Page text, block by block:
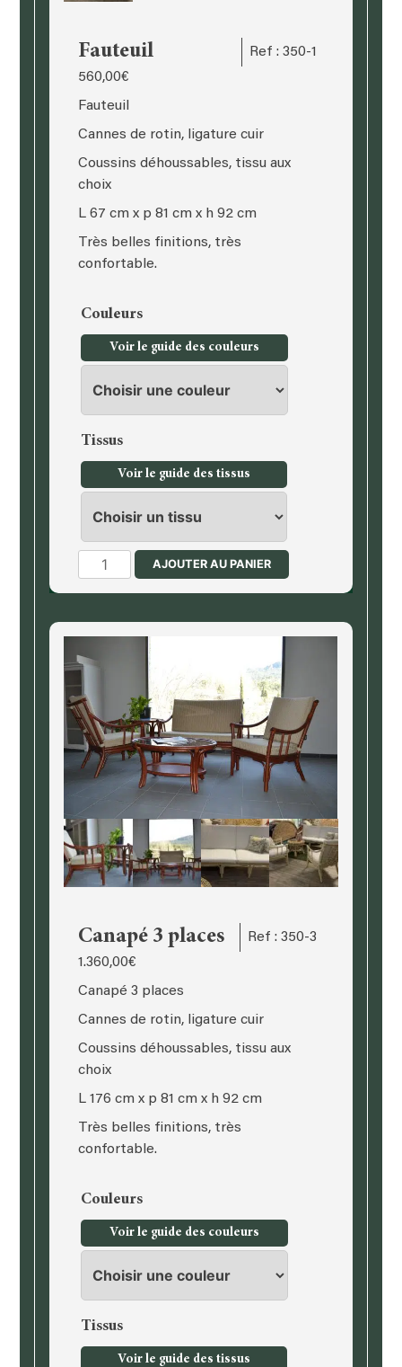
Fauteuil
Ref : 350-1
560,00€
Fauteuil
Cannes de rotin, ligature cuir
Coussins déhoussables, tissu aux
choix
L 67 cm x p 81 cm x h 92 cm
Très belles finitions, très
confortable.
Couleurs
Voir le guide des couleurs
Tissus
Voir le guide des tissus
quantité
de
AJOUTER AU PANIER
Canapé 3 places
Ref : 350-3
1.360,00€
Canapé 3 places
Cannes de rotin, ligature cuir
Coussins déhoussables, tissu aux
choix
L 176 cm x p 81 cm x h 92 cm
Très belles finitions, très
confortable.
Couleurs
Voir le guide des couleurs
Tissus
Voir le guide des tissus